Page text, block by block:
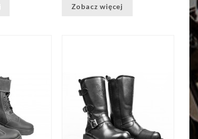
Zobacz więcej